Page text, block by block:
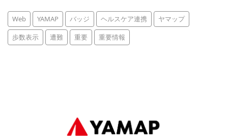
Web YAMAP バッジ ヘルスケア連携
ヤマップ
歩数表示
遭難 重要 重要情報